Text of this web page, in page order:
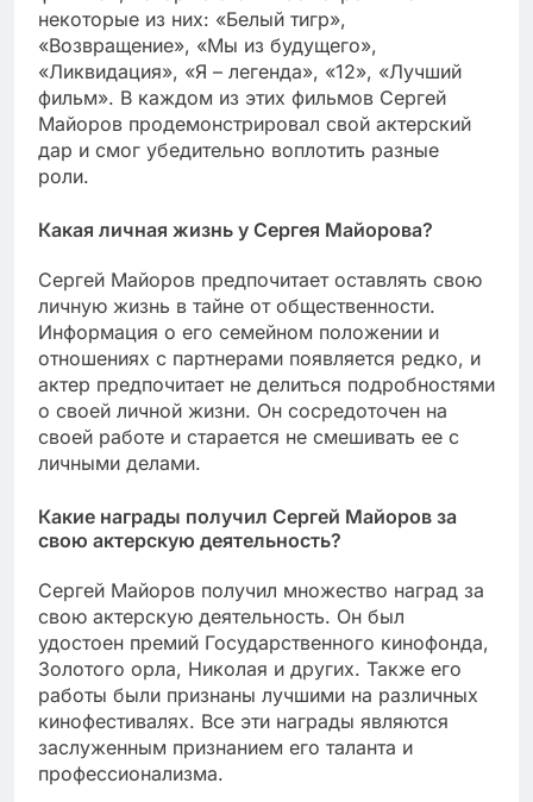
некоторые из них: «Белый тигр»,
«Возвращение», «Мы из будущего»,
«Ликвидация», «Я – легенда», «12», «Лучший
фильм». В каждом из этих фильмов Сергей
Майоров продемонстрировал свой актерский
дар и смог убедительно воплотить разные
роли.
Какая личная жизнь у Сергея Майорова?
Сергей Майоров предпочитает оставлять свою
личную жизнь в тайне от общественности.
Информация о его семейном положении и
отношениях с партнерами появляется редко, и
актер предпочитает не делиться подробностями
о своей личной жизни. Он сосредоточен на
своей работе и старается не смешивать ее с
личными делами.
Какие награды получил Сергей Майоров за
свою актерскую деятельность?
Сергей Майоров получил множество наград за
свою актерскую деятельность. Он был
удостоен премий Государственного кинофонда,
Золотого орла, Николая и других. Также его
работы были признаны лучшими на различных
кинофестивалях. Все эти награды являются
заслуженным признанием его таланта и
профессионализма.